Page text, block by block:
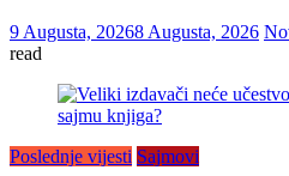
9 Augusta, 20268 Augusta, 2026
read
Poslednje vijesti Sajmovi